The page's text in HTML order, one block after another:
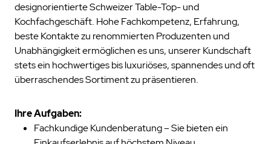
designorientierte Schweizer Table-Top- und
Kochfachgeschäft. Hohe Fachkompetenz, Erfahrung,
beste Kontakte zu renommierten Produzenten und
Unabhängigkeit ermöglichen es uns, unserer Kundschaft
stets ein hochwertiges bis luxuriöses, spannendes und oft
überraschendes Sortiment zu präsentieren.
Ihre Aufgaben:
Fachkundige Kundenberatung – Sie bieten ein